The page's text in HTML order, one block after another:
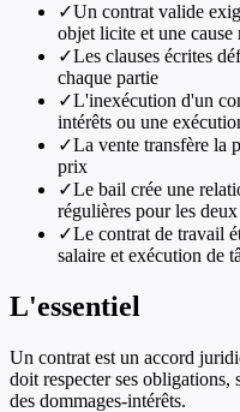
✓Un contrat valide
objet licite et une cause
✓Les clauses écrites
chaque partie
✓L'inexécution d'un
intérêts ou une
✓La vente transfère la
prix
✓Le bail crée une
régulières pour les
✓Le contrat de travail
salaire et exécution de
L'essentiel
Un contrat est un accord
doit respecter ses obligations,
des dommages-intérêts.